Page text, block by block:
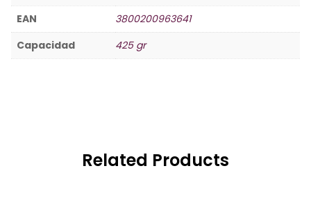
EAN
3800200963641
Capacidad
425 gr
Related Products